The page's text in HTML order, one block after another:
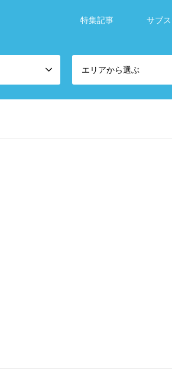
特集記事 サブ
エリアから選ぶ